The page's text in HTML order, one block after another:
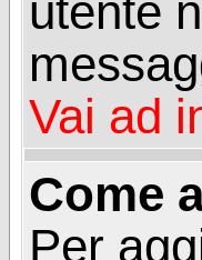
utente
Vai ad
Come
Per